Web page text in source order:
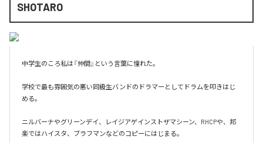
SHOTARO
中学生のころ私は『仲間』という言葉に憧れた。
学校で最も雰囲気の悪い同級生バンドのドラマーとしてドラムを叩きはじ
める。
ニルバーナやグリーンデイ、レイジアゲインストザマシーン、RHCPや、邦
楽ではハイスタ、ブラフマンなどのコピーにはじまる。